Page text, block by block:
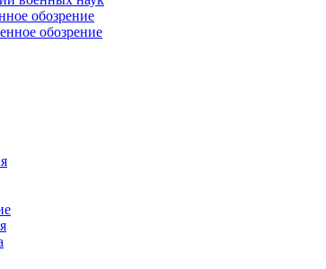
обозрение
обозрение